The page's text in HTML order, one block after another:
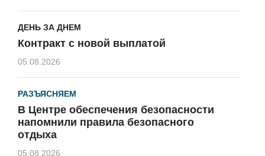
ДЕНЬ ЗА ДНЕМ
Контракт с новой выплатой
05.08.2026
РАЗЪЯСНЯЕМ
В Центре обеспечения безопасности
напомнили правила безопасного
отдыха
05.08.2026